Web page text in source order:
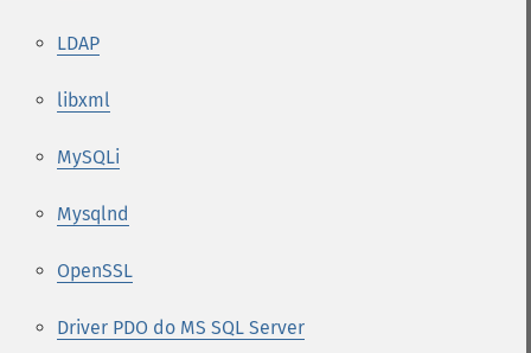
LDAP
libxml
MySQLi
Mysqlnd
OpenSSL
Driver PDO do MS SQL Server